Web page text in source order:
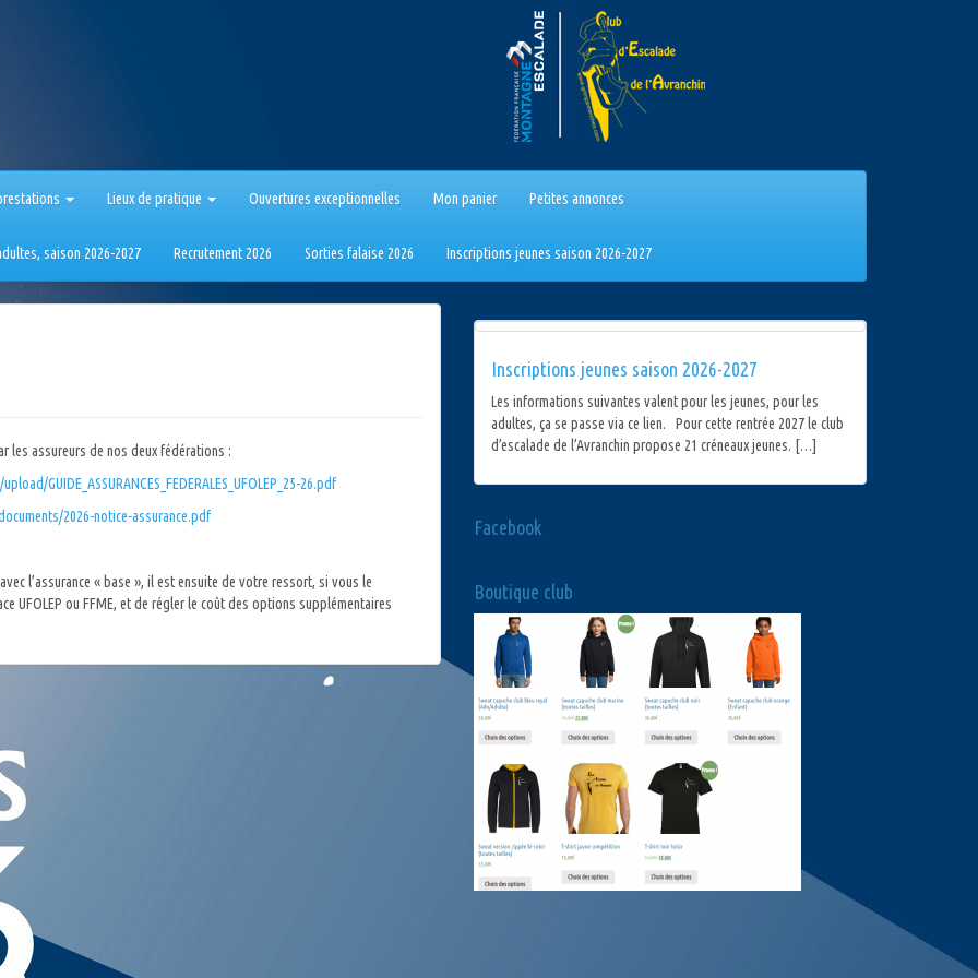
Lieux de pratique Ouvertures exceptionnelles Mon panier Petites annonces
saison 2026-2027 Recrutement 2026 Sorties falaise 2026 Inscriptions jeunes saison 2026-2027
les assureurs de nos deux fédérations :
GUIDE_ASSURANCES_FEDERALES_UFOLEP_25-26.pdf
2026-notice-assurance.pdf
l’assurance « base », il est ensuite de votre ressort, si vous le
UFOLEP ou FFME, et de régler le coût des options supplémentaires
Inscriptions jeunes saison 2026-2027
Les informations suivantes valent pour les jeunes, pour les
adultes, ça se passe via ce lien. Pour cette rentrée 2027 le club
d’escalade de l’Avranchin propose 21 créneaux jeunes. […]
Facebook
Boutique club